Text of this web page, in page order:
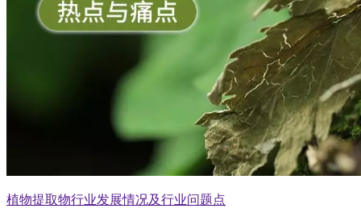
植物提取物行业发展情况及行业问题点